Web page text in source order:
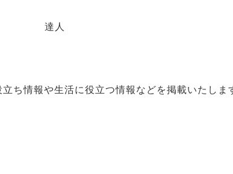
ち情報や生活に役立つ情報などを掲載いたしま